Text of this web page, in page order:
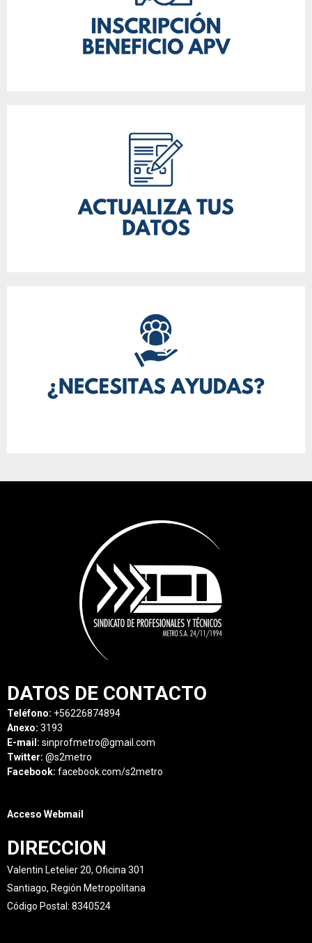
DATOS DE CONTACTO
Teléfono: +56226874894
Anexo: 3193
E-mail: sinprofmetro@gmail.com
Twitter: @s2metro
Facebook: facebook.com/s2metro
Acceso Webmail
DIRECCION
Valentin Letelier 20, Oficina 301
Santiago, Región Metropolitana
Código Postal: 8340524